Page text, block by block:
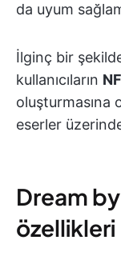
da uyum
İlginç bir
kullanıcıların
oluşturmasına
eserler
Dream
özellikleri